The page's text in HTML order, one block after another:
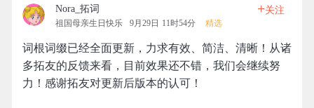
Nora_拓词
祖国母亲生日快乐 9月29日 11时54分 精选
+关注
词根词缀已经全面更新，力求有效、简洁、清晰！从诸
多拓友的反馈来看，目前效果还不错，我们会继续努
力！感谢拓友对更新后版本的认可！